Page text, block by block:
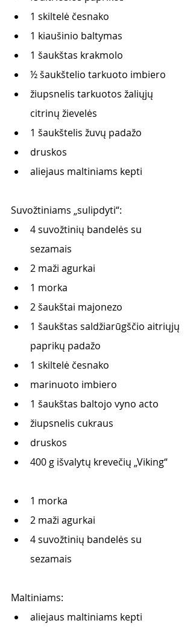
1 skiltelė česnako
1 kiaušinio baltymas
1 šaukštas krakmolo
½ šaukštelio tarkuoto imbiero
žiupsnelis tarkuotos žaliųjų
citrinų žievelės
1 šaukštelis žuvų padažo
druskos
aliejaus maltiniams kepti
Suvožtiniams „sulipdyti“:
4 suvožtinių bandelės su
sezamais
2 maži agurkai
1 morka
2 šaukštai majonezo
1 šaukštas saldžiarūgščio aitriųjų
paprikų padažo
1 skiltelė česnako
marinuoto imbiero
1 šaukštas baltojo vyno acto
žiupsnelis cukraus
druskos
400 g išvalytų krevečių „Viking“
1 morka
2 maži agurkai
4 suvožtinių bandelės su
sezamais
Maltiniams:
aliejaus maltiniams kepti